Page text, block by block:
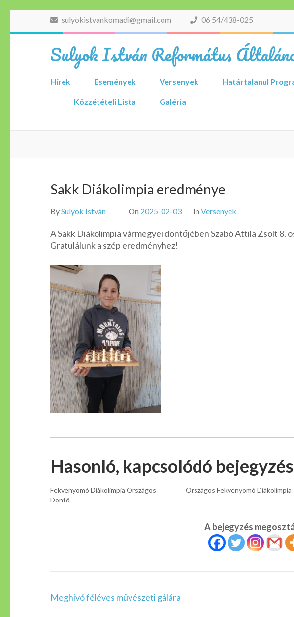
sulyokistvankomadi@gmail.com 06 54/438-025
Sulyok István Református
Hírek Események Versenyek Határtalanul
Közzétételi Lista Galéria
Sakk Diákolimpia eredménye
BySulyok István On 2025-02-03 In Versenyek
A Sakk Diákolimpia vármegyei döntőjében Szabó Attila Zsolt 8.
Gratulálunk a szép eredményhez!
Hasonló, kapcsolódó
Fekvenyomó Diákolimpia Országos
Döntő
Országos Fekvenyomó Diákolimpia
A bejegyzés
Bejegyzés
Meghívó féléves művészeti gálára